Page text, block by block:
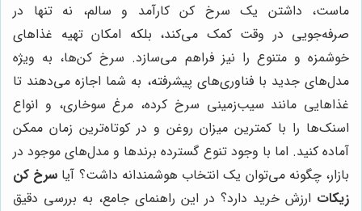
ماست، داشتن یک سرخ کن کارآمد و سالم، نه تنها در
صرفه‌جویی در وقت کمک می‌کند، بلکه امکان تهیه غذاهای
خوشمزه و متنوع را نیز فراهم می‌سازد. سرخ کن‌ها، به ویژه
مدل‌های جدید با فناوری‌های پیشرفته، به شما اجازه می‌دهند تا
غذاهایی مانند سیب‌زمینی سرخ کرده، مرغ سوخاری، و انواع
اسنک‌ها را با کمترین میزان روغن و در کوتاه‌ترین زمان ممکن
آماده کنید. اما با وجود تنوع گسترده برندها و مدل‌های موجود در
بازار، چگونه می‌توان یک انتخاب هوشمندانه داشت؟ آیا سرخ کن
زیکات ارزش خرید دارد؟ در این راهنمای جامع، به بررسی دقیق